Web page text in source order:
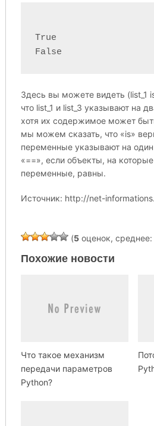
True
Здесь вы можете видеть (list_1
что list_1 и list_3 указывают на
хотя их содержимое может
мы можем сказать, что «is»
переменные указывают на
«==», если объекты, на
переменные, равны.
Источник: http://net-
(5оценок, среднее:
Похожие новости
Что такое механизм
передачи параметров
Python?